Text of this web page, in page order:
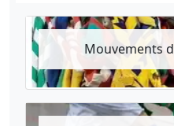
Mouvements